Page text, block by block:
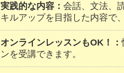
実践的な内容： 会話、文法、
キルアップを目指した内容で
オンラインレッスンもOK！：
ンを受講できます。